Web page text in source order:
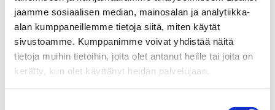
jaamme sosiaalisen median, mainosalan ja analytiikka-
alan kumppaneillemme tietoja siitä, miten käytät
sivustoamme. Kumppanimme voivat yhdistää näitä
tietoja muihin tietoihin, joita olet antanut heille tai joita on
kerätty, kun olet käyttänyt heidän palvelujaan.
Vastaväittäjänä tilaisuudessa
toimii professoriLasse Oulasvirta
(Tampereen yliopisto) ja
kustoksena yliopistonlehtori, dosentti
Kristian Siikavirta.